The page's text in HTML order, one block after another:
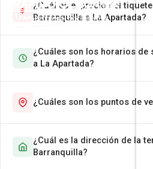
¿Cuál es el precio del
Barranquilla a La Apartada?
¿Cuáles son los horarios de
a La Apartada?
¿Cuáles son los puntos de
¿Cuál es la dirección de la
Barranquilla?